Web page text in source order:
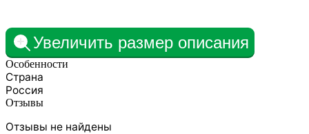
Увеличить размер описания
Особенности
Страна
Россия
Отзывы
Отзывы не найдены